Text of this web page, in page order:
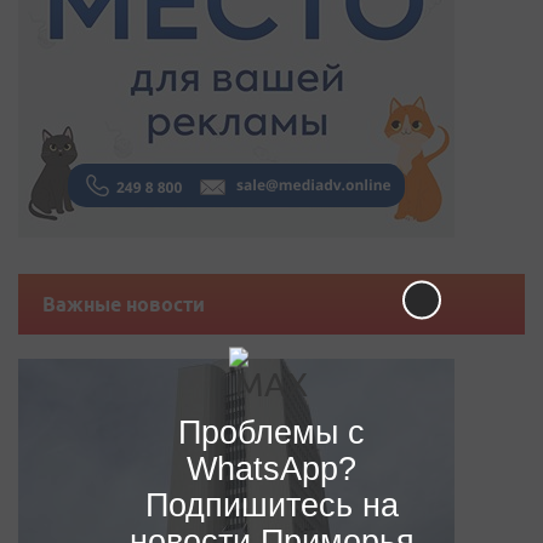
Важные новости
Проблемы с
WhatsApp?
Подпишитесь на